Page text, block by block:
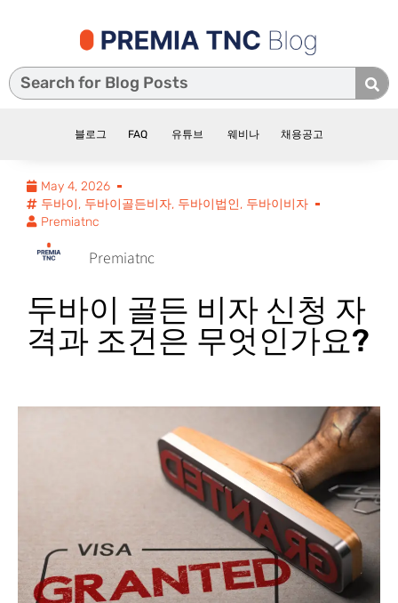
블로그 FAQ 유튜브 웨비나 채용공고
May 4, 2026
두바이, 두바이골든비자, 두바이법인, 두바이비자
Premiatnc
Premiatnc
두바이 골든 비자 신청 자
격과 조건은 무엇인가요?